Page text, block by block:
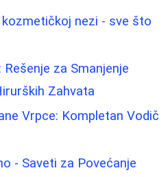
nezi - sve što
za Smanjenje
Zahvata
Vrpce: Kompletan Vodič
- Saveti za Povećanje